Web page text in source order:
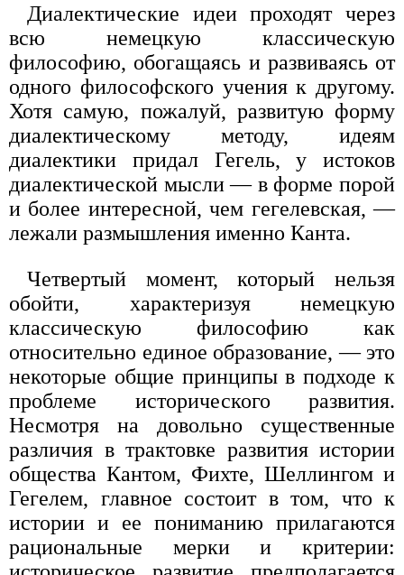
Диалектические идеи проходят через
всю немецкую классическую
философию, обогащаясь и развиваясь от
одного философского учения к другому.
Хотя самую, пожалуй, развитую форму
диалектическому методу, идеям
диалектики придал Гегель, у истоков
диалектической мысли — в форме порой
и более интересной, чем гегелевская, —
лежали размышления именно Канта.
Четвертый момент, который нельзя
обойти, характеризуя немецкую
классическую философию как
относительно единое образование, — это
некоторые общие принципы в подходе к
проблеме исторического развития.
Несмотря на довольно существенные
различия в трактовке развития истории
общества Кантом, Фихте, Шеллингом и
Гегелем, главное состоит в том, что к
истории и ее пониманию прилагаются
рациональные мерки и критерии: